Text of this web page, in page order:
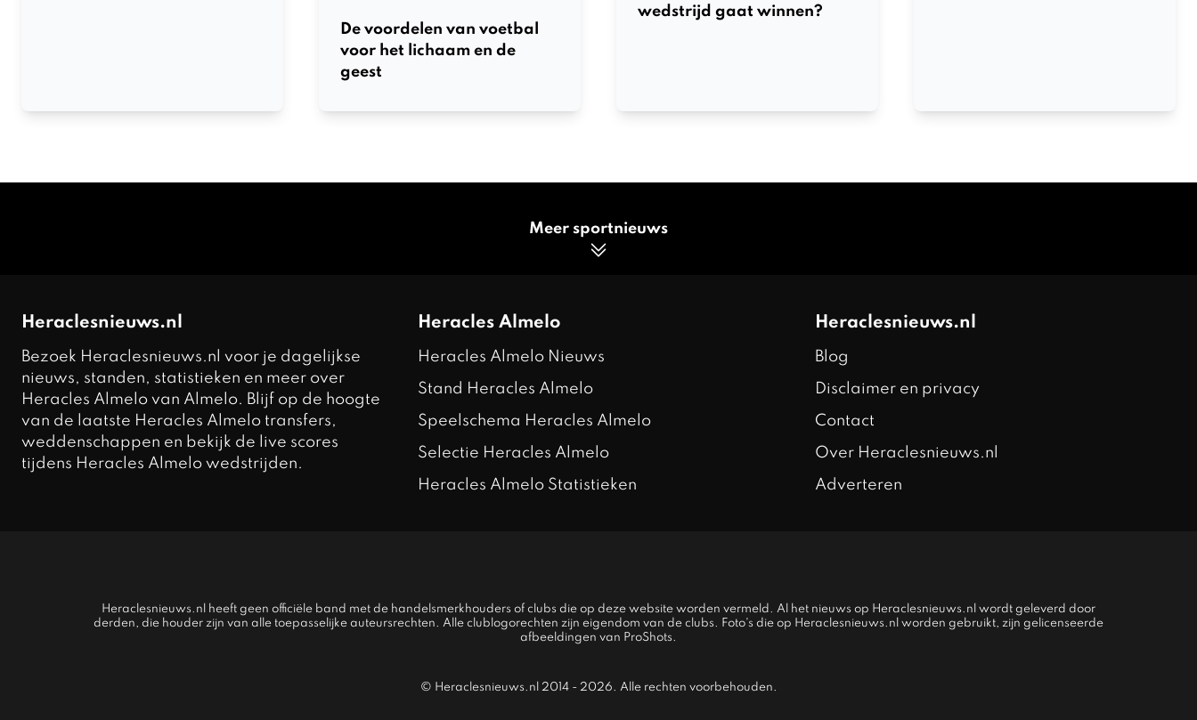
De voordelen van voetbal
voor het lichaam en de
geest
wedstrijd gaat winnen?
Meer sportnieuws
Heraclesnieuws.nl
Bezoek Heraclesnieuws.nl voor je dagelijkse
nieuws, standen, statistieken en meer over
Heracles Almelo van Almelo. Blijf op de hoogte
van de laatste Heracles Almelo transfers,
weddenschappen en bekijk de live scores
tijdens Heracles Almelo wedstrijden.
Heracles Almelo
Heracles Almelo Nieuws
Stand Heracles Almelo
Speelschema Heracles Almelo
Selectie Heracles Almelo
Heracles Almelo Statistieken
Heraclesnieuws.nl
Blog
Disclaimer en privacy
Contact
Over Heraclesnieuws.nl
Adverteren
Heraclesnieuws.nl heeft geen officiële band met de handelsmerkhouders of clubs die op deze website worden vermeld. Al het nieuws op Heraclesnieuws.nl wordt geleverd door
derden, die houder zijn van alle toepasselijke auteursrechten. Alle clublogorechten zijn eigendom van de clubs. Foto's die op Heraclesnieuws.nl worden gebruikt, zijn gelicenseerde
afbeeldingen van ProShots.
© Heraclesnieuws.nl 2014 - 2026. Alle rechten voorbehouden.